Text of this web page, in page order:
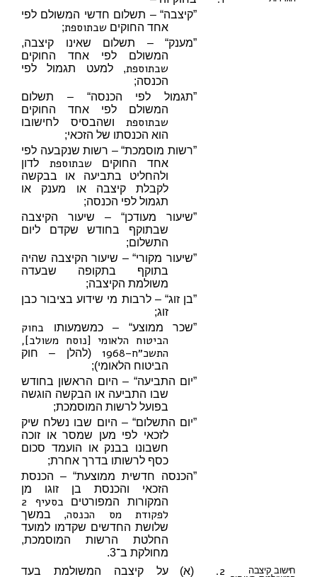
”קיצבה“ – תשלום חדשי המשולם לפי
אחד החוקים שבתוספת;
”מענק“ – תשלום שאינו קיצבה,
המשולם לפי אחד החוקים
שבתוספת, למעט תגמול לפי
הכנסה;
”תגמול לפי הכנסה“ – תשלום
המשולם לפי אחד החוקים
שבתוספת ושהבסיס לחישובו
הוא הכנסתו של הזכאי;
”רשות מוסמכת“ – רשות שנקבעה לפי
אחד החוקים שבתוספת לדון
ולהחליט בתביעה או בבקשה
לקבלת קיצבה או מענק או
תגמול לפי הכנסה;
”שיעור מעודכן“ – שיעור הקיצבה
שבתוקף בחודש שקדם ליום
התשלום;
”שיעור מקורי“ – שיעור הקיצבה שהיה
בתוקף בתקופה שבעדה
משולמת הקיצבה;
”בן זוג“ – לרבות מי שידוע בציבור כבן
זוג;
”שכר ממוצע“ – כמשמעותו בחוק
הביטוח הלאומי [נוסח משולב],
התשכ״ח–1968
(להלן – חוק
הביטוח הלאומי);
”יום התביעה“ – היום הראשון בחודש
שבו התביעה או הבקשה הוגשה
בפועל לרשות המוסמכת;
”יום התשלום“ – היום שבו נשלח שיק
לזכאי לפי מען שמסר או זוכה
חשבונו בבנק או הועמד סכום
כסף לרשותו בדרך אחרת;
”הכנסה חדשית ממוצעת“ – הכנסת
הזכאי והכנסת בן זוגו מן
המקורות המפורטים
בסעיף 2
לפקודת מס הכנסה, במשך
שלושת החדשים שקדמו למועד
החלטת הרשות המוסמכת,
מחולקת ב־3.
2.
חישוב קיצבה
(א)
על קיצבה המשולמת בעד